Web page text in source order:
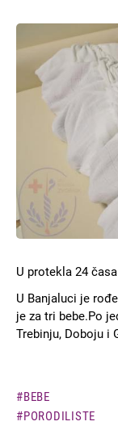
Slika
U protekla 24
U Banjaluci je
je za tri bebe.Po
Trebinju, Doboju i
BEBE
PORODILISTE